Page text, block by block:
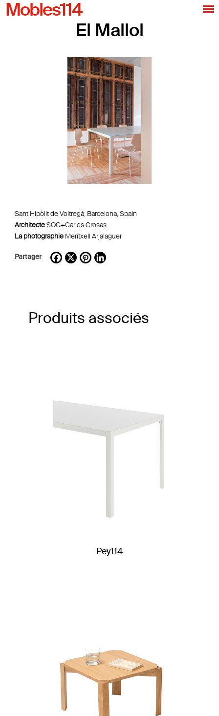
Mobles114
El Mallol
Sant Hipòlit de Voltregà, Barcelona, Spain
ArchitecteSOG+Carles Crosas
La photographie Meritxell Arjalaguer
Partager Facebook
X Pinterest
Produits associés
Pey114